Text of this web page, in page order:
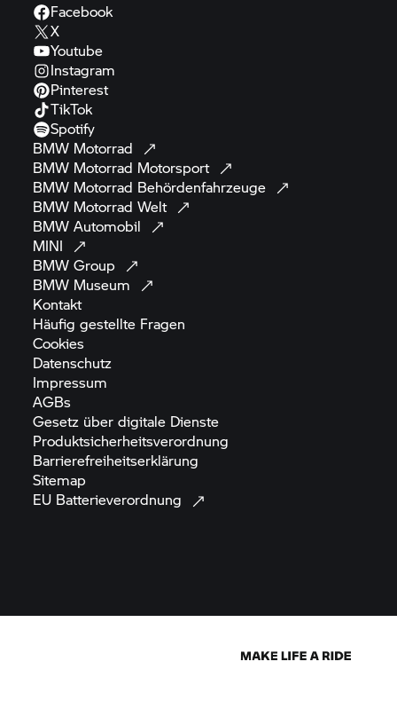
Facebook
X
Youtube
Instagram
Pinterest
TikTok
Spotify
BMW Motorrad
BMW Motorrad Motorsport
BMW Motorrad Behördenfahrzeuge
BMW Motorrad Welt
BMWAutomobil
MINI
BMWGroup
BMW Museum
Kontakt
Häufig gestellte Fragen
Cookies
Datenschutz
Impressum
AGBs
Gesetz über digitale Dienste
Produktsicherheitsverordnung
Barrierefreiheitserklärung
Sitemap
EU Batterieverordnung